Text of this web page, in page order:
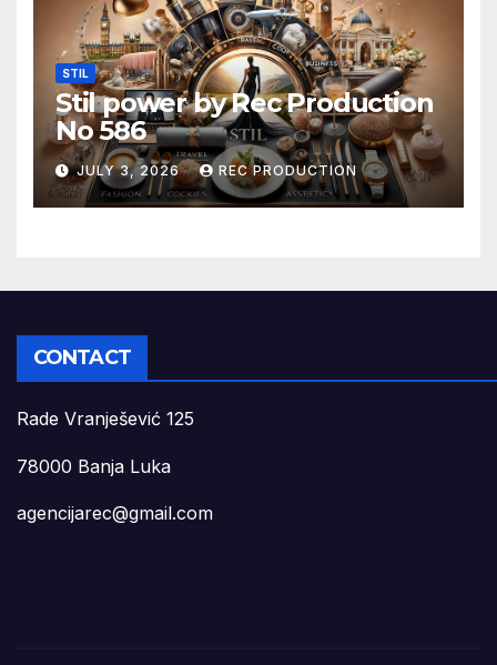
STIL
Stil power by Rec Production
No 586
JULY 3, 2026 REC PRODUCTION
CONTACT
Rade Vranješević 125
78000 Banja Luka
agencijarec@gmail.com